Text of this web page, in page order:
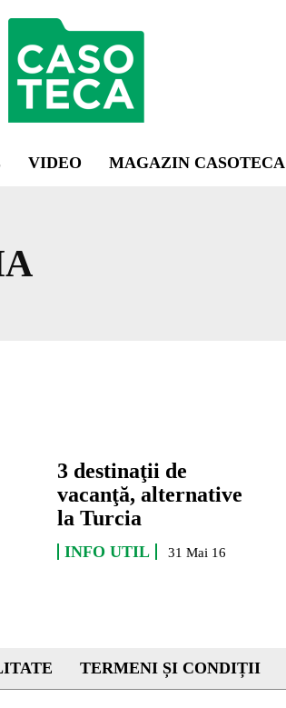
VIDEO MAGAZIN CASOTECA
3 destinaţii de
vacanţă, alternative
la Turcia
INFO UTIL 31 Mai 16
TERMENI ȘI CONDIȚII